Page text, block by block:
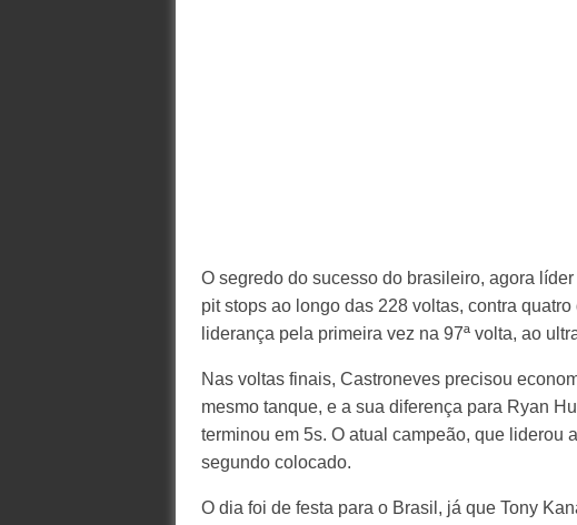
O segredo do sucesso do brasileiro, agora
pit stops ao longo das 228 voltas, contra
liderança pela primeira vez na 97ª volta, ao
Nas voltas finais, Castroneves precisou
mesmo tanque, e a sua diferença para Ryan
terminou em 5s. O atual campeão, que liderou
segundo colocado.
O dia foi de festa para o Brasil, já que Tony